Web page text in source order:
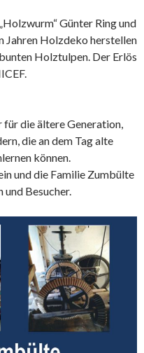
Günter Ring und
Jahren Holzdeko herstellen
Holztulpen. Der Erlös
für die ältere Generation,
die an dem Tag alte
können.
und die Familie Zumbülte
und Besucher.